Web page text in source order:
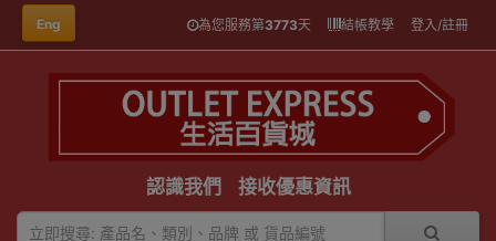
Eng 為您服務第3773天 結帳教學 登入/註冊
認識我們 接收優惠資訊